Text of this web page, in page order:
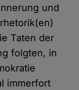
und
Taten der
folgten, in
immerfort